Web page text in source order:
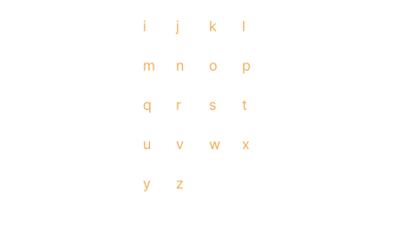
i j k l
m n o p
q r s t
u v w x
y z